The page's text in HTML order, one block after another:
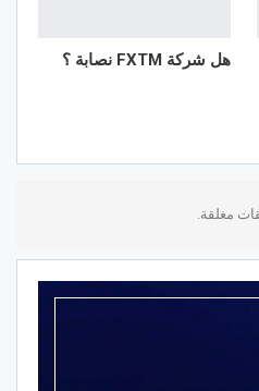
هل شركة FXTM نصابة ؟
مغلقة.